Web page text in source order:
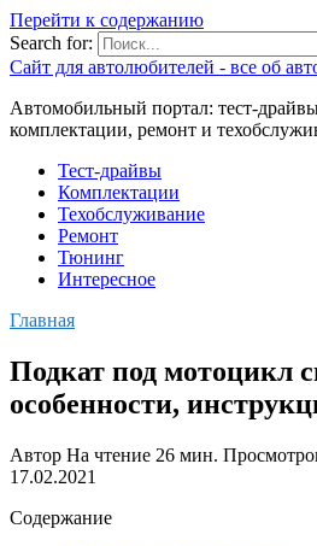
Перейти к содержанию
Search for:
Сайт для автолюбителей - все об
Автомобильный портал: тест-
комплектации, ремонт и
Тест-драйвы
Комплектации
Техобслуживание
Ремонт
Тюнинг
Интересное
Главная
Подкат под мотоцикл
особенности,
Автор На чтение 26 мин.
17.02.2021
Содержание